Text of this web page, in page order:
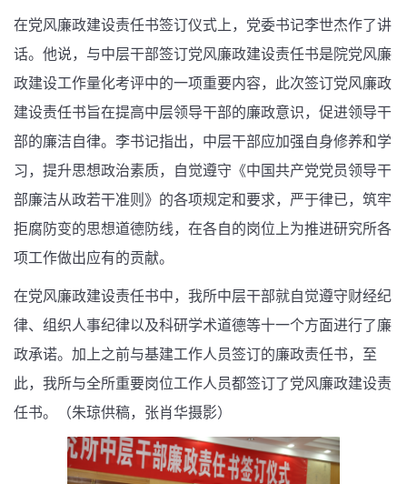
在党风廉政建设责任书签订仪式上，党委书记李世杰作了讲
话。他说，与中层干部签订党风廉政建设责任书是院党风廉
政建设工作量化考评中的一项重要内容，此次签订党风廉政
建设责任书旨在提高中层领导干部的廉政意识，促进领导干
部的廉洁自律。李书记指出，中层干部应加强自身修养和学
习，提升思想政治素质，自觉遵守《中国共产党党员领导干
部廉洁从政若干准则》的各项规定和要求，严于律已，筑牢
拒腐防变的思想道德防线，在各自的岗位上为推进研究所各
项工作做出应有的贡献。
在党风廉政建设责任书中，我所中层干部就自觉遵守财经纪
律、组织人事纪律以及科研学术道德等十一个方面进行了廉
政承诺。加上之前与基建工作人员签订的廉政责任书，至
此，我所与全所重要岗位工作人员都签订了党风廉政建设责
任书。（朱琼供稿，张肖华摄影）